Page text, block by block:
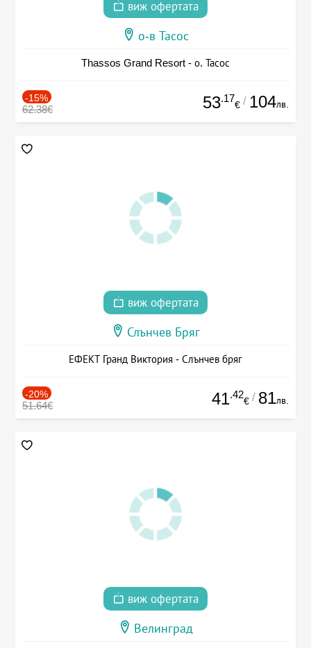
виж офертата
о-в Тасос
Thassos Grand Resort - о. Тасос
-15%
62.38€ 53.17
€ / 104лв.
виж офертата
Слънчев Бряг
ЕФЕКТ Гранд Виктория - Слънчев бряг
-20%
51.64€ 41.42
€ / 81лв.
виж офертата
Велинград